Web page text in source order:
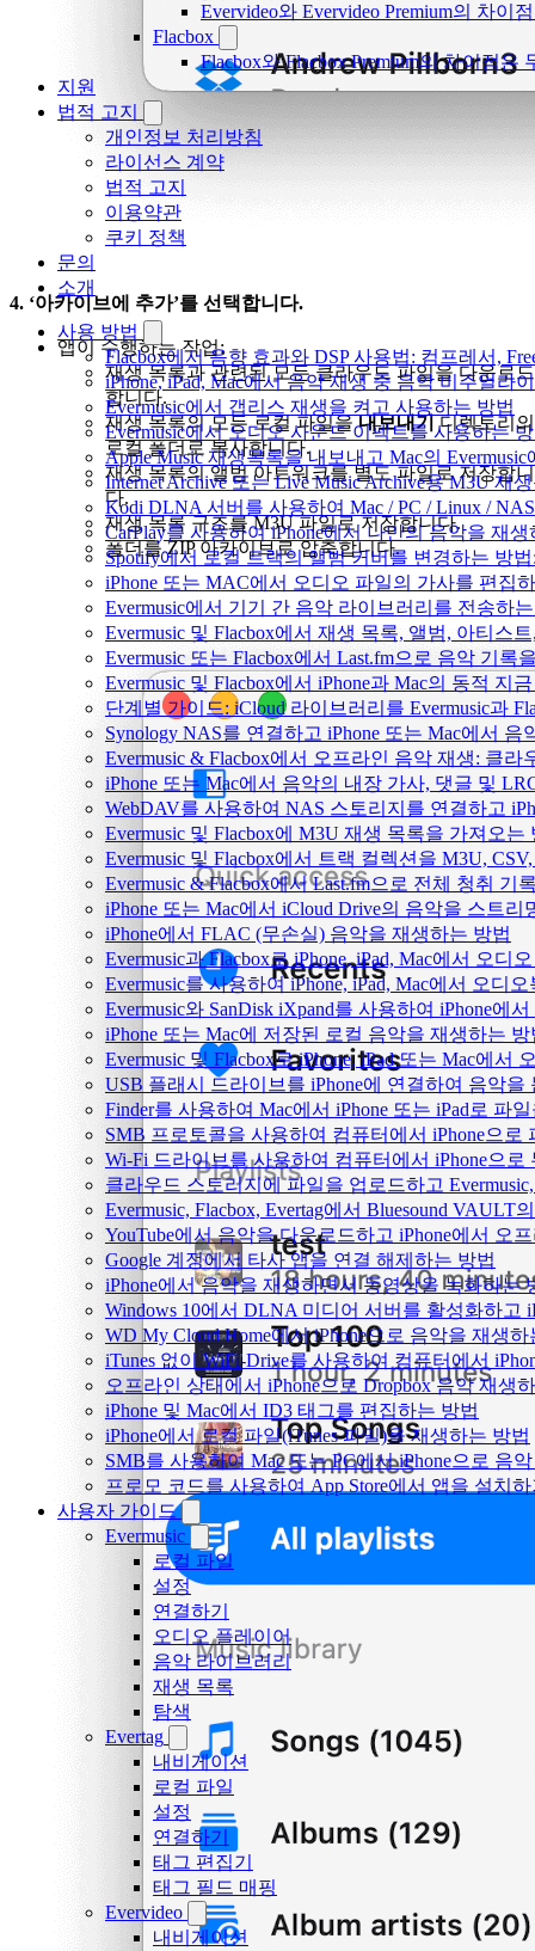
Evervideo와 Evervideo Premium의 차이
Flacbox
Flacbox와 Flacbox Premium의 차이점은
지원
법적 고지
개인정보 처리방침
라이선스 계약
법적 고지
이용약관
쿠키 정책
문의
소개
사용 방법
Flacbox에서 음향 효과와 DSP 사용법: 컴프레서,
iPhone, iPad, Mac에서 음악 재생 중 음악 비주얼라
Evermusic에서 갭리스 재생을 켜고 사용하는 방법
Evermusic에서 오디오 사운드 이펙트를 사용하는
Apple Music 재생목록을 내보내고 Mac의
Internet Archive 또는 Live Music Archive용 M3U 재
Kodi DLNA 서버를 사용하여 Mac / PC / Linux /
CarPlay를 사용하여 iPhone에서 나만의 음악을 재
Spotify에서 로컬 트랙의 앨범 커버를 변경하는 방
iPhone 또는 MAC에서 오디오 파일의 가사를 편집
Evermusic에서 기기 간 음악 라이브러리를 전송하
Evermusic 및 Flacbox에서 재생 목록, 앨범, 아티스
Evermusic 또는 Flacbox에서 Last.fm으로 음악 기록
Evermusic 및 Flacbox에서 iPhone과 Mac의 동적 지
단계별 가이드: iCloud 라이브러리를 Evermusic과
Synology NAS를 연결하고 iPhone 또는 Mac에서 음
Evermusic & Flacbox에서 오프라인 음악 재생: 클
iPhone 또는 Mac에서 음악의 내장 가사, 댓글 및
WebDAV를 사용하여 NAS 스토리지를 연결하고
Evermusic 및 Flacbox에 M3U 재생 목록을 가져오는
Evermusic 및 Flacbox에서 트랙 컬렉션을 M3U,
Evermusic & Flacbox에서 Last.fm으로 전체 청취 기
iPhone 또는 Mac에서 iCloud Drive의 음악을 스트리
iPhone에서 FLAC (무손실) 음악을 재생하는 방법
Evermusic과 Flacbox로 iPhone, iPad, Mac에서 오
Evermusic를 사용하여 iPhone, iPad, Mac에서 오디
Evermusic와 SanDisk iXpand를 사용하여 iPhone
iPhone 또는 Mac에 저장된 로컬 음악을 재생하는 방
Evermusic 및 Flacbox로 iPhone, iPad 또는 Mac에
USB 플래시 드라이브를 iPhone에 연결하여 음악
Finder를 사용하여 Mac에서 iPhone 또는 iPad로 파
SMB 프로토콜을 사용하여 컴퓨터에서 iPhone으로
Wi-Fi 드라이브를 사용하여 컴퓨터에서 iPhone으
클라우드 스토리지에 파일을 업로드하고
Evermusic, Flacbox, Evertag에서 Bluesound
YouTube에서 음악을 다운로드하고 iPhone에서 오
Google 계정에서 타사 앱을 연결 해제하는 방법
iPhone에서 음악을 재생하면서 동영상을 녹화하는
Windows 10에서 DLNA 미디어 서버를 활성화하고
WD My Cloud Home에서 iPhone으로 음악을 재생
iTunes 없이 WiFi-Drive를 사용하여 컴퓨터에서
오프라인 상태에서 iPhone으로 Dropbox 음악 재생
iPhone 및 Mac에서 ID3 태그를 편집하는 방법
iPhone에서 로컬 파일(iTunes 파일)을 재생하는 방법
SMB를 사용하여 Mac 또는 PC에서 iPhone으로 음
프로모 코드를 사용하여 App Store에서 앱을 설치
사용자 가이드
Evermusic
로컬 파일
설정
연결하기
오디오 플레이어
음악 라이브러리
재생 목록
탐색
Evertag
내비게이션
로컬 파일
설정
연결하기
태그 편집기
태그 필드 매핑
Evervideo
내비게이션
4. ‘아카이브에 추가’를 선택합니다.
앱이 수행하는 작업:
재생 목록과 관련된 모든 클라우드 파일을 다운로드
합니다.
재생 목록의 모든 로컬 파일을내보내기디렉토리의
로컬 폴더로 복사합니다.
재생 목록의 앨범 아트워크를 별도 파일로 저장합니
다.
재생 목록 구조를 M3U 파일로 저장합니다.
폴더를 ZIP 아카이브로 압축합니다.